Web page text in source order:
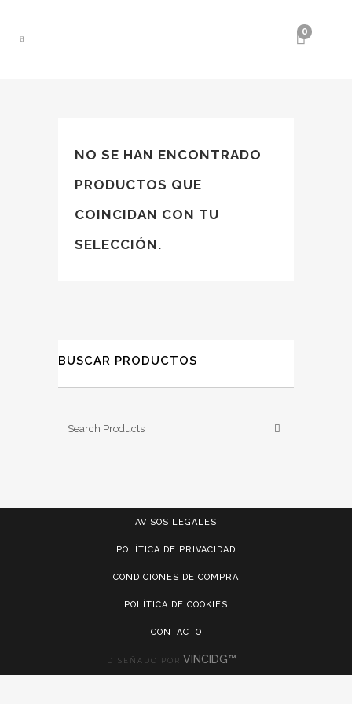
0
NO SE HAN ENCONTRADO
PRODUCTOS QUE
COINCIDAN CON TU
SELECCIÓN.
BUSCAR PRODUCTOS
AVISOS LEGALES
POLÍTICA DE PRIVACIDAD
CONDICIONES DE COMPRA
POLÍTICA DE COOKIES
CONTACTO
DISEÑADO POR VINCIDG™